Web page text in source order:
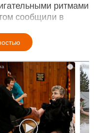
ритмами
сообщили в